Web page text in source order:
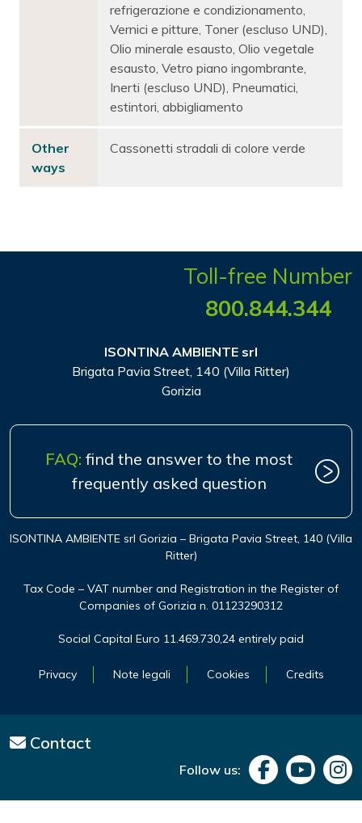
refrigerazione e condizionamento,
Vernici e pitture, Toner (escluso UND),
Olio minerale esausto, Olio vegetale
esausto, Vetro piano ingombrante,
Inerti (escluso UND), Pneumatici,
estintori, abbigliamento
Other
ways
Cassonetti stradali di colore verde
Toll-free Number
800.844.344
ISONTINA AMBIENTE srl
Brigata Pavia Street, 140 (Villa Ritter)
Gorizia
FAQ: find the answer to the most
frequently asked question
ISONTINA AMBIENTE srl Gorizia – Brigata Pavia Street, 140 (Villa
Ritter)
Tax Code – VAT number and Registration in the Register of
Companies of Gorizia n. 01123290312
Social Capital Euro 11.469.730,24 entirely paid
Privacy Note legali Cookies Credits
Contact
Follow us: